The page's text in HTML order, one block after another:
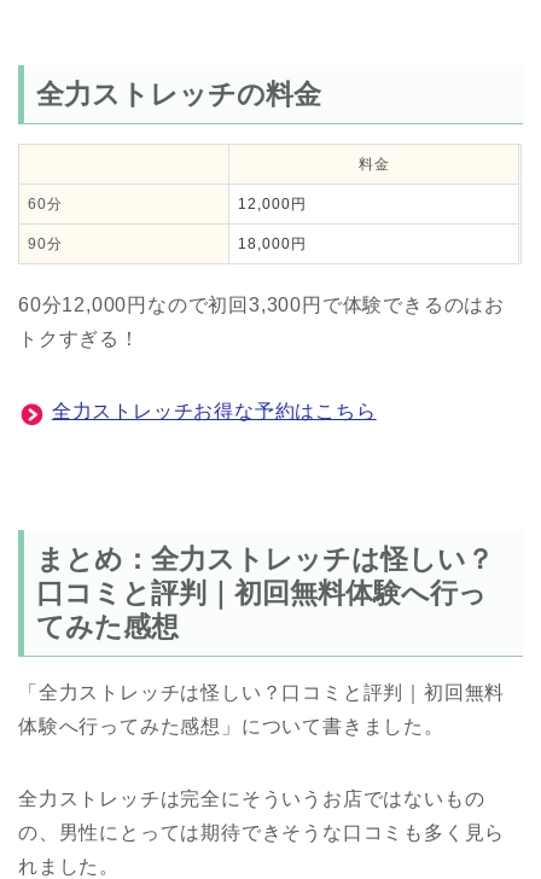
全力ストレッチの料金
料金
60分 12,000円
90分 18,000円
60分12,000円なので初回3,300円で体験できるのはお
トクすぎる！
全力ストレッチお得な予約はこちら
まとめ：全力ストレッチは怪しい？
口コミと評判｜初回無料体験へ行っ
てみた感想
「全力ストレッチは怪しい？口コミと評判｜初回無料
体験へ行ってみた感想」について書きました。
全力ストレッチは完全にそういうお店ではないもの
の、男性にとっては期待できそうな口コミも多く見ら
れました。